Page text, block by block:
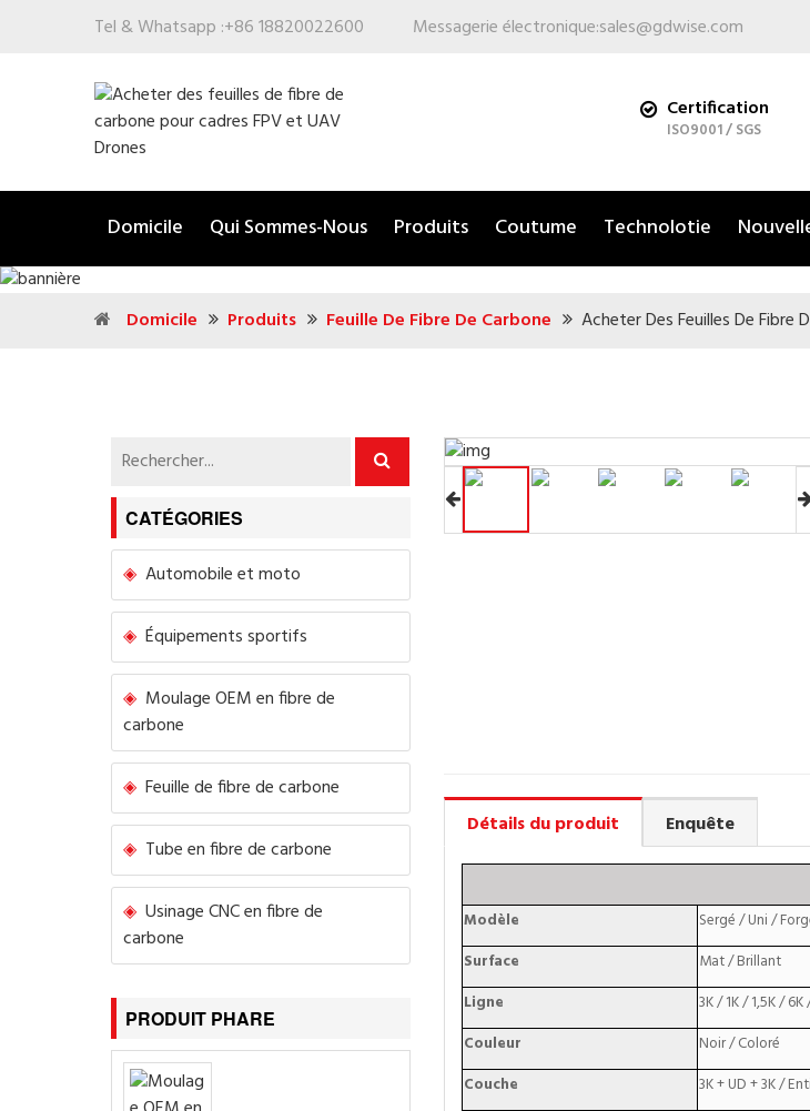
Tel & Whatsapp :+86 18820022600 Messagerie électronique:sales@gdwise.com
Certification
ISO9001 / SGS
Domicile Qui Sommes-Nous Produits Coutume Technolotie
Domicile Produits Feuille De Fibre De Carbone Acheter Des Feuilles De Fibre
Détails du produit
Enquête
Modèle
Sergé / Uni /
Surface
Mat / Brillant
Ligne
3K / 1K / 1,5K / 6K
Couleur
Noir / Coloré
Couche
3K + UD + 3K /
CATÉGORIES
Automobile et moto
Équipements sportifs
Moulage OEM en fibre de
carbone
Feuille de fibre de carbone
Tube en fibre de carbone
Usinage CNC en fibre de
carbone
PRODUIT PHARE